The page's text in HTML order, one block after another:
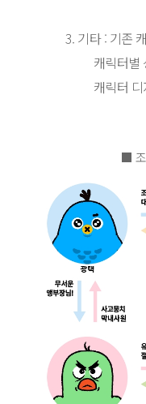
3. 기타 : 기존
캐릭터별
캐릭터
■